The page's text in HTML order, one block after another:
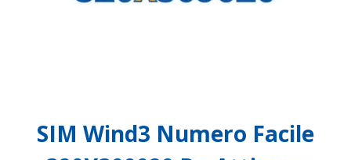
SIM Wind3 Numero Facile